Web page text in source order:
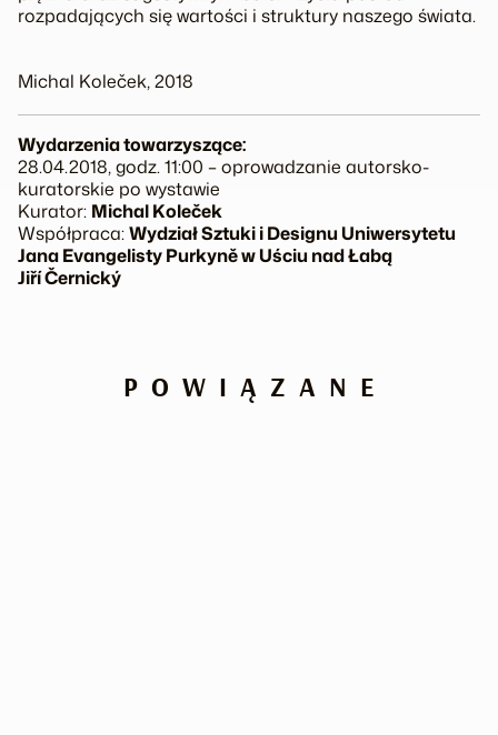
rozpadających się wartości i struktury naszego świata.
Michal Koleček, 2018
Wydarzenia towarzyszące:
28.04.2018, godz. 11:00 – oprowadzanie autorsko-
kuratorskie po wystawie
Kurator: Michal Koleček
Współpraca:Wydział Sztuki i Designu Uniwersytetu
Jana Evangelisty Purkyně w Uściu nad Łabą
Jiří Černický
POWIĄZANE